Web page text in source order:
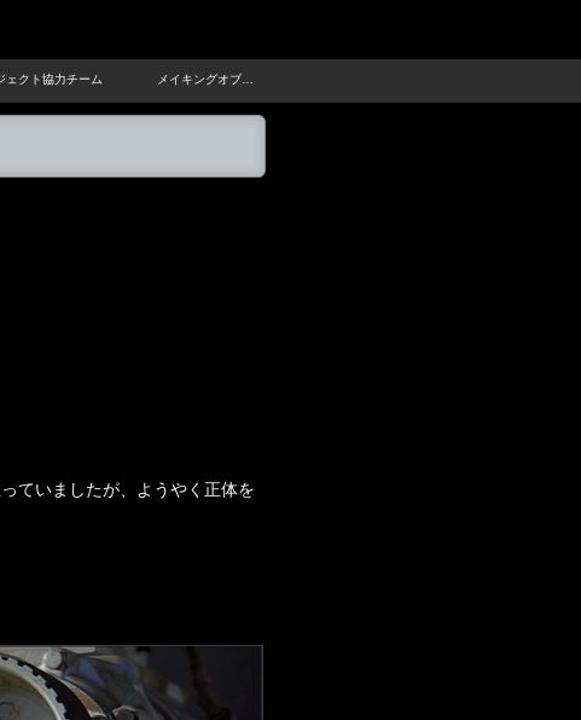
ェクト協力チーム メイキングオブ…
ていましたが、ようやく正体を